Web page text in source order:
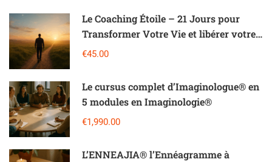
Le Coaching Étoile – 21 Jours pour
Transformer Votre Vie et libérer votre
potentiel
€45.00
Le cursus complet d’Imaginologue® en
5 modules en Imaginologie®
€1,990.00
L’ENNEAJIA®️ l’Ennéagramme à